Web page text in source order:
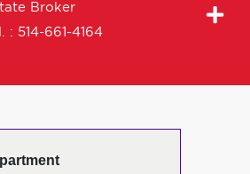
Broker
: 514-661-4164